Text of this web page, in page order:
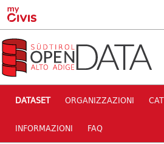
Skip to main content
DATASET ORGANIZZAZIONI
INFORMAZIONI FAQ